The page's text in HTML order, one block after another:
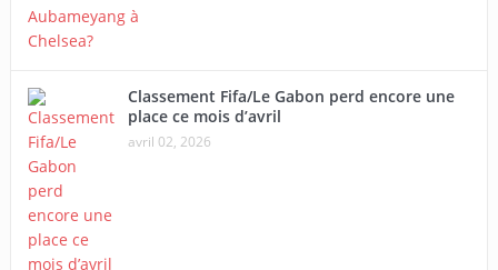
Classement Fifa/Le Gabon perd encore une
place ce mois d’avril
avril 02, 2026